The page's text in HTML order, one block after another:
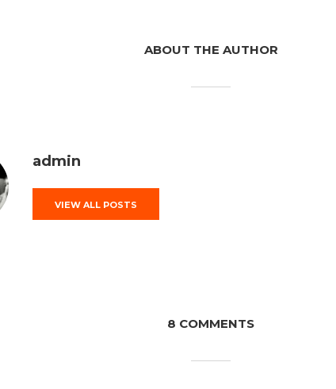
ABOUT THE AUTHOR
admin
VIEW ALL POSTS
8 COMMENTS